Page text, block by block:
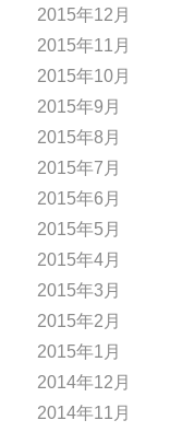
2015年12月
2015年11月
2015年10月
2015年9月
2015年8月
2015年7月
2015年6月
2015年5月
2015年4月
2015年3月
2015年2月
2015年1月
2014年12月
2014年11月